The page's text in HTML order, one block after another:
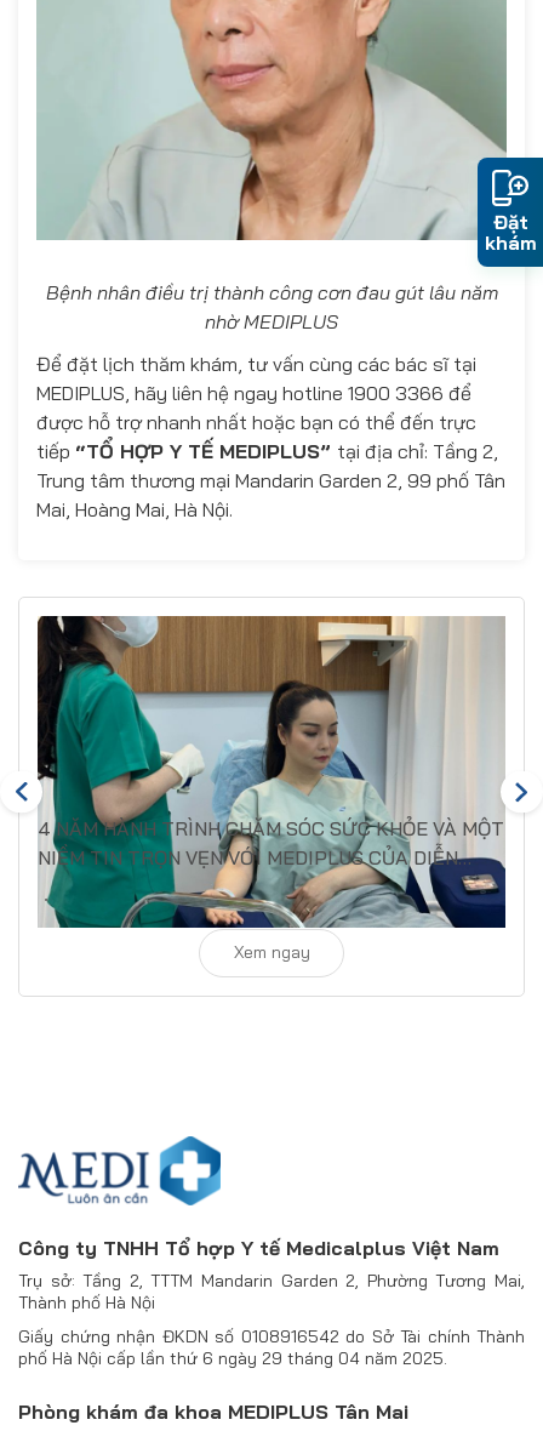
Bệnh nhân điều trị thành công cơn đau gút lâu năm
nhờ MEDIPLUS
Để đặt lịch thăm khám, tư vấn cùng các bác sĩ tại
MEDIPLUS, hãy liên hệ ngay hotline 1900 3366 để
được hỗ trợ nhanh nhất hoặc bạn có thể đến trực
tiếp “TỔ HỢP Y TẾ MEDIPLUS” tại địa chỉ: Tầng 2,
Trung tâm thương mại Mandarin Garden 2, 99 phố Tân
Mai, Hoàng Mai, Hà Nội.
4 NĂM HÀNH TRÌNH CHĂM SÓC SỨC KHỎE VÀ MỘT
NIỀM TIN TRỌN VẸN VỚI MEDIPLUS CỦA DIỄN
VIÊN MAI THU HUYỀN
Xem ngay
Công ty TNHH Tổ hợp Y tế Medicalplus Việt Nam
Trụ sở: Tầng 2, TTTM Mandarin Garden 2, Phường Tương Mai,
Thành phố Hà Nội
Giấy chứng nhận ĐKDN số 0108916542 do Sở Tài chính Thành
phố Hà Nội cấp lần thứ 6 ngày 29 tháng 04 năm 2025.
Phòng khám đa khoa MEDIPLUS Tân Mai
Đặt
khám